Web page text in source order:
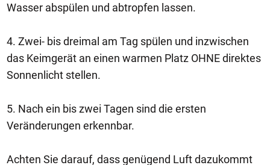
Wasser abspülen und abtropfen lassen.
4. Zwei- bis dreimal am Tag spülen und inzwischen
das Keimgerät an einen warmen Platz OHNE direktes
Sonnenlicht stellen.
5. Nach ein bis zwei Tagen sind die ersten
Veränderungen erkennbar.
Achten Sie darauf, dass genügend Luft dazukommt